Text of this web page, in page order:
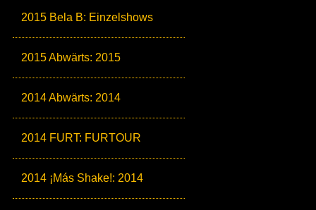
2015 Bela B: Einzelshows
2015 Abwärts: 2015
2014 Abwärts: 2014
2014 FURT: FURTOUR
2014 ¡Más Shake!: 2014